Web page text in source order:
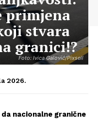
Foto: Ivica Galović/Pixsell
primjena
stvara
granici!?
2026.
nacionalne granične